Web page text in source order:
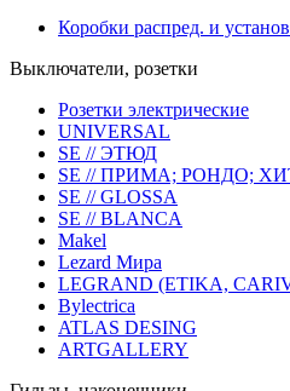
Коробки распред. и
Выключатели, розетки
Розетки электрические
UNIVERSAL
SE // ЭТЮД
SE // ПРИМА; РОНДО;
SE // GLOSSA
SE // BLANCA
Makel
Lezard Мира
LEGRAND (ETIKA,
Bylectrica
ATLAS DESING
ARTGALLERY